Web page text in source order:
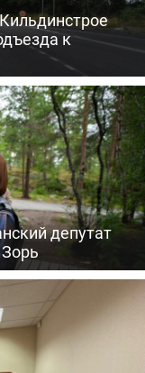
к
депутат